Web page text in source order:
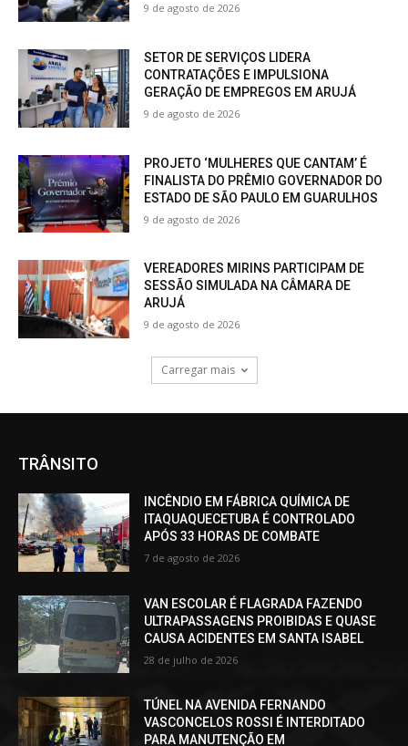
9 de agosto de 2026
SETOR DE SERVIÇOS LIDERA
CONTRATAÇÕES E IMPULSIONA
GERAÇÃO DE EMPREGOS EM ARUJÁ
9 de agosto de 2026
PROJETO ‘MULHERES QUE CANTAM’ É
FINALISTA DO PRÊMIO GOVERNADOR DO
ESTADO DE SÃO PAULO EM GUARULHOS
9 de agosto de 2026
VEREADORES MIRINS PARTICIPAM DE
SESSÃO SIMULADA NA CÂMARA DE
ARUJÁ
9 de agosto de 2026
Carregar mais
TRÂNSITO
INCÊNDIO EM FÁBRICA QUÍMICA DE
ITAQUAQUECETUBA É CONTROLADO
APÓS 33 HORAS DE COMBATE
7 de agosto de 2026
VAN ESCOLAR É FLAGRADA FAZENDO
ULTRAPASSAGENS PROIBIDAS E QUASE
CAUSA ACIDENTES EM SANTA ISABEL
28 de julho de 2026
TÚNEL NA AVENIDA FERNANDO
VASCONCELOS ROSSI É INTERDITADO
PARA MANUTENÇÃO EM